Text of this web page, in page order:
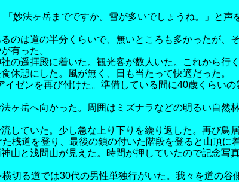
妙法ヶ岳までですか。雪が多いでしょうね。」と声
のは道の半分くらいで、無いところも多かったが、
有った。
遥拝殿に着いた。観光客が数人いた。これから行
休憩にした。風が無く、日も当たって快適だった。
ゼンを再び付けた。準備している間に40歳くらいの
ヶ岳へ向かった。周囲はミズナラなどの明るい自然
していた。少し急な上り下りを繰り返した。再び鳥
桟道を登り、最後の鎖の付いた階段を登ると山頂に着
山と浅間山が見えた。時間が押していたので記念写
切る道では30代の男性単独行がいた。我々を道の谷